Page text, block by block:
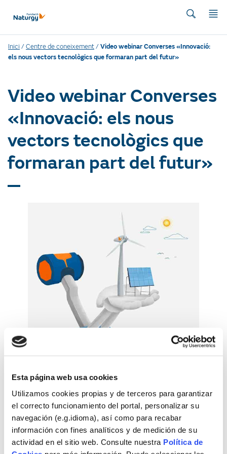
Esta página web usa cookies
Utilizamos cookies propias y de terceros para garantizar
el correcto funcionamiento del portal, personalizar su
navegación (e.g.idioma), así como para recabar
información con fines analíticos y de medición de su
actividad en el sitio web. Consulte nuestra Política de
Inici /Centre de coneixement/Video webinar Converses «Innovació:
els nous vectors tecnològics que formaran part del futur»
Video webinar Converses
«Innovació: els nous
vectors tecnològics que
formaran part del futur»
Fundació Naturgy i el Capítol Espanyol del Club de Roma
van celebrar el 5 de juliol de 2022 el setè webinar basat
en Converses entre experts al voltant de temes
d’actualitat relacionats amb l’energia, el medi ambient i
la sostenibilitat.